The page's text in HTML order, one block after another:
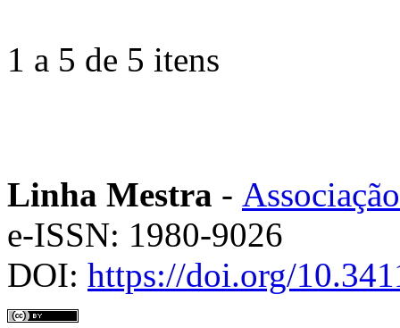
1 a 5 de 5 itens
Linha Mestra -
e-ISSN: 1980-9026
DOI: https://doi.org/